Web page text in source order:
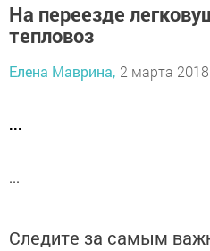
На переезде
тепловоз
Елена Маврина, 2 марта 2018
...
...
Следите за самым